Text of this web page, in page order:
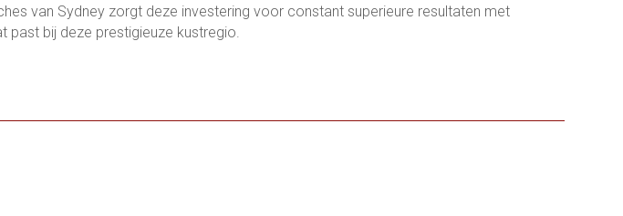
van Sydney zorgt deze investering voor constant superieure resultaten met
past bij deze prestigieuze kustregio.